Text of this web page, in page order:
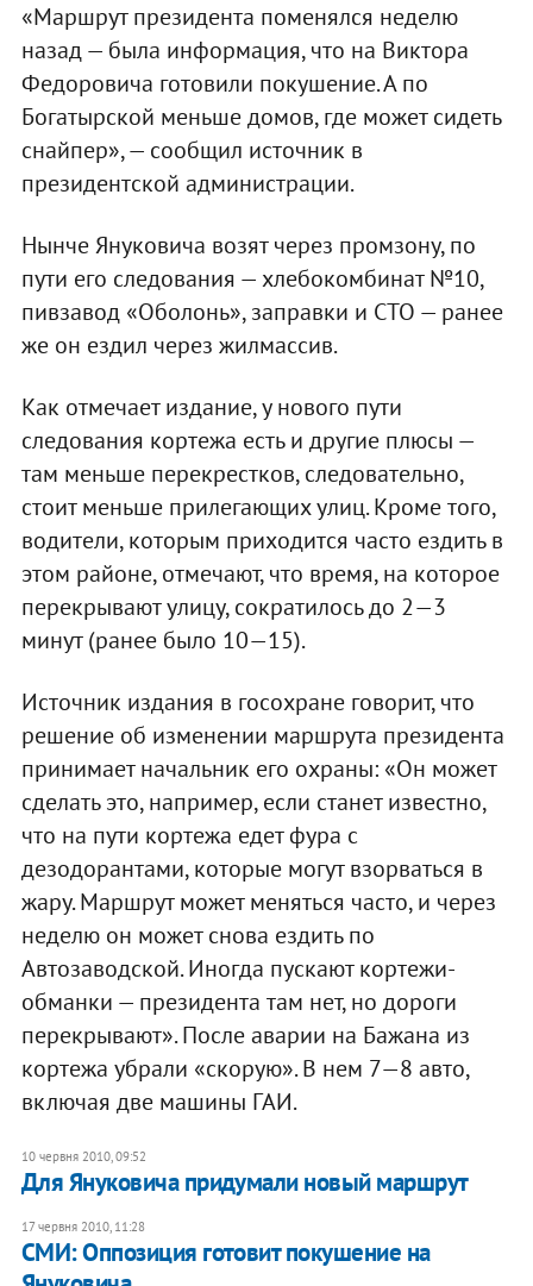
«Маршрут президента поменялся неделю
назад — была информация, что на Виктора
Федоровича готовили покушение. А по
Богатырской меньше домов, где может сидеть
снайпер», — сообщил источник в
президентской администрации.
Нынче Януковича возят через промзону, по
пути его следования — хлебокомбинат №10,
пивзавод «Оболонь», заправки и СТО — ранее
же он ездил через жилмассив.
Как отмечает издание, у нового пути
следования кортежа есть и другие плюсы —
там меньше перекрестков, следовательно,
стоит меньше прилегающих улиц. Кроме того,
водители, которым приходится часто ездить в
этом районе, отмечают, что время, на которое
перекрывают улицу, сократилось до 2—3
минут (ранее было 10—15).
Источник издания в госохране говорит, что
решение об изменении маршрута президента
принимает начальник его охраны: «Он может
сделать это, например, если станет известно,
что на пути кортежа едет фура с
дезодорантами, которые могут взорваться в
жару. Маршрут может меняться часто, и через
неделю он может снова ездить по
Автозаводской. Иногда пускают кортежи-
обманки — президента там нет, но дороги
перекрывают». После аварии на Бажана из
кортежа убрали «скорую». В нем 7—8 авто,
включая две машины ГАИ.
10 червня 2010, 09:52
Для Януковича придумали новый маршрут
17 червня 2010, 11:28
СМИ: Оппозиция готовит покушение на